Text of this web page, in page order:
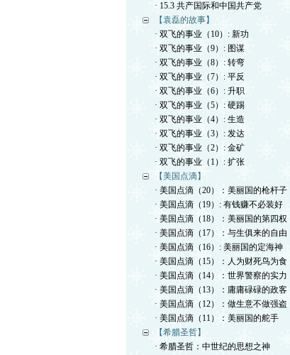
· 15.3 共产国际和中国共产党
【袁磊的故事】
· 双飞的事业（10）: 新功
· 双飞的事业（9）: 图谋
· 双飞的事业（8）: 转弯
· 双飞的事业（7）: 平反
· 双飞的事业（6）: 升职
· 双飞的事业（5）: 硬踢
· 双飞的事业（4）: 生造
· 双飞的事业（3）: 发达
· 双飞的事业（2）: 金矿
· 双飞的事业（1）: 扩张
【美国点滴】
· 美国点滴（20）：美丽国的枪杆子
· 美国点滴（19）: 有钱赚不必装好
· 美国点滴（18）：美丽国的第四权
· 美国点滴（17）：与生俱来的自由
· 美国点滴（16）: 美丽国的定海神
· 美国点滴（15）：人为财死鸟为食
· 美国点滴（14）：世界警察的实力
· 美国点滴（13）：庸庸碌碌的政客
· 美国点滴（12）：做生意不做强盗
· 美国点滴（11）：美丽国的舵手
【希腊圣哲】
· 希腊圣哲：中世纪的思想之神